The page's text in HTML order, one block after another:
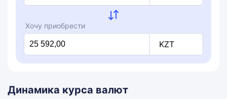
Хочу приобрести
KZT
Динамика курса валют